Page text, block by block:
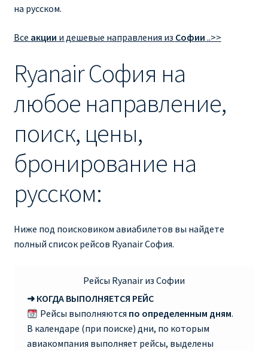
RYANAIR КУПИТЬ БИЛЕТЫ ENGLISH
Ryanair направления, акции
Ryanair онлайн регистрация
RYANAIR ПОДГОРИЦА, ЧЕРНОГОРИЯ
RYANAIR ПОРТУГАЛИЯ
RYANAIR ПОСАДОЧНЫЙ ТАЛОН – BOARDING PASS
на русском.
Все акции и дешевые направления из Софии ..>>
Ryanair София на
любое направление,
поиск, цены,
бронирование на
русском:
Ниже под поисковиком авиабилетов вы найдете
полный список рейсов Ryanair София.
Рейсы Ryanair из Софии
➜ КОГДА ВЫПОЛНЯЕТСЯ РЕЙС
Рейсы выполняются по определенным дням.
В календаре (при поиске) дни, по которым
авиакомпания выполняет рейсы, выделены